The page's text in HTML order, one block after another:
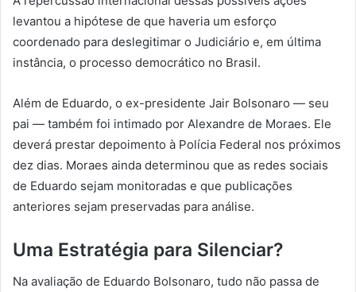
levantou a hipótese de que haveria um esforço
coordenado para deslegitimar o Judiciário e, em última
instância, o processo democrático no Brasil.
Além de Eduardo, o ex-presidente Jair Bolsonaro — seu
pai — também foi intimado por Alexandre de Moraes. Ele
deverá prestar depoimento à Polícia Federal nos próximos
dez dias. Moraes ainda determinou que as redes sociais
de Eduardo sejam monitoradas e que publicações
anteriores sejam preservadas para análise.
Uma Estratégia para Silenciar?
Na avaliação de Eduardo Bolsonaro, tudo não passa de